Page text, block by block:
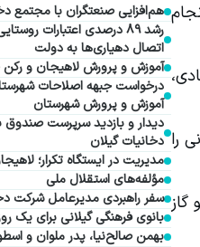
وی ادامه داد: در خصوص مخازن نفت و گاز شمال کشور، پژوهش‌هایی توسط مؤسسات داخلی و بین المللی، انجام
کمالی با تصریح اینکه برای به ثمر نشستن مطالعات، برنامه های کوتاه و بلندمدت مدنظر داریم، گفت: به صورت جهادی،
وی با قدردانی و اظهار خرسندی از رویکرد استاندار گیلان در حمایت از فعال سازی مخازن انرژی، همکاری های استانی را
در ادامه این نشست؛ معاونان شرکت نفت خزر نیز گزارش‌های تخصصی از مطالعات انجام شده درباره میدان نفت و گاز
هم‌افزایی صنعتگران با مجتمع
رشد ۸۹ درصدی اعتبارات
اتصال دهیاری‌ها به دولت
آموزش و پرورش لاهیجان و رکن
درخواست جبهه اصلاحات
آموزش و پرورش شهرستان
دیدار و بازدید سرپرست
دخانیات گیلان
مدیریت در ایستگاه تکرار؛
مؤلفه‌های استقلال ملی
سفر راهبردی مدیرعامل شرکت
بانوی فرهنگی گیلانی برای یک
بهمن صالح‌نیا، پدر ملوان و